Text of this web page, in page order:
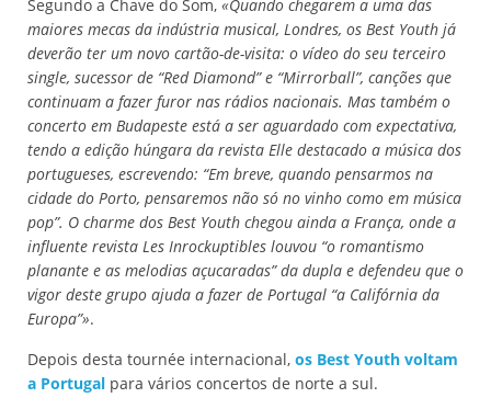
Segundo a Chave do Som, «Quando chegarem a uma das
maiores mecas da indústria musical, Londres, os Best Youth já
deverão ter um novo cartão-de-visita: o vídeo do seu terceiro
single, sucessor de “Red Diamond” e “Mirrorball”, canções que
continuam a fazer furor nas rádios nacionais. Mas também o
concerto em Budapeste está a ser aguardado com expectativa,
tendo a edição húngara da revista Elle destacado a música dos
portugueses, escrevendo: “Em breve, quando pensarmos na
cidade do Porto, pensaremos não só no vinho como em música
pop”. O charme dos Best Youth chegou ainda a França, onde a
influente revista Les Inrockuptibles louvou “o romantismo
planante e as melodias açucaradas” da dupla e defendeu que o
vigor deste grupo ajuda a fazer de Portugal “a Califórnia da
Europa”».
Depois desta tournée internacional, os Best Youth voltam
a Portugal para vários concertos de norte a sul.